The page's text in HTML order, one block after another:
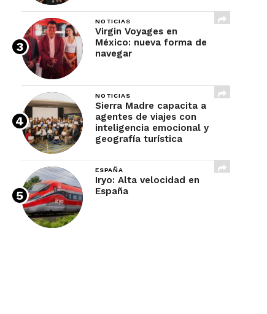
NOTICIAS
Virgin Voyages en
México: nueva forma de
navegar
NOTICIAS
Sierra Madre capacita a
agentes de viajes con
inteligencia emocional y
geografía turística
ESPAÑA
Iryo: Alta velocidad en
España